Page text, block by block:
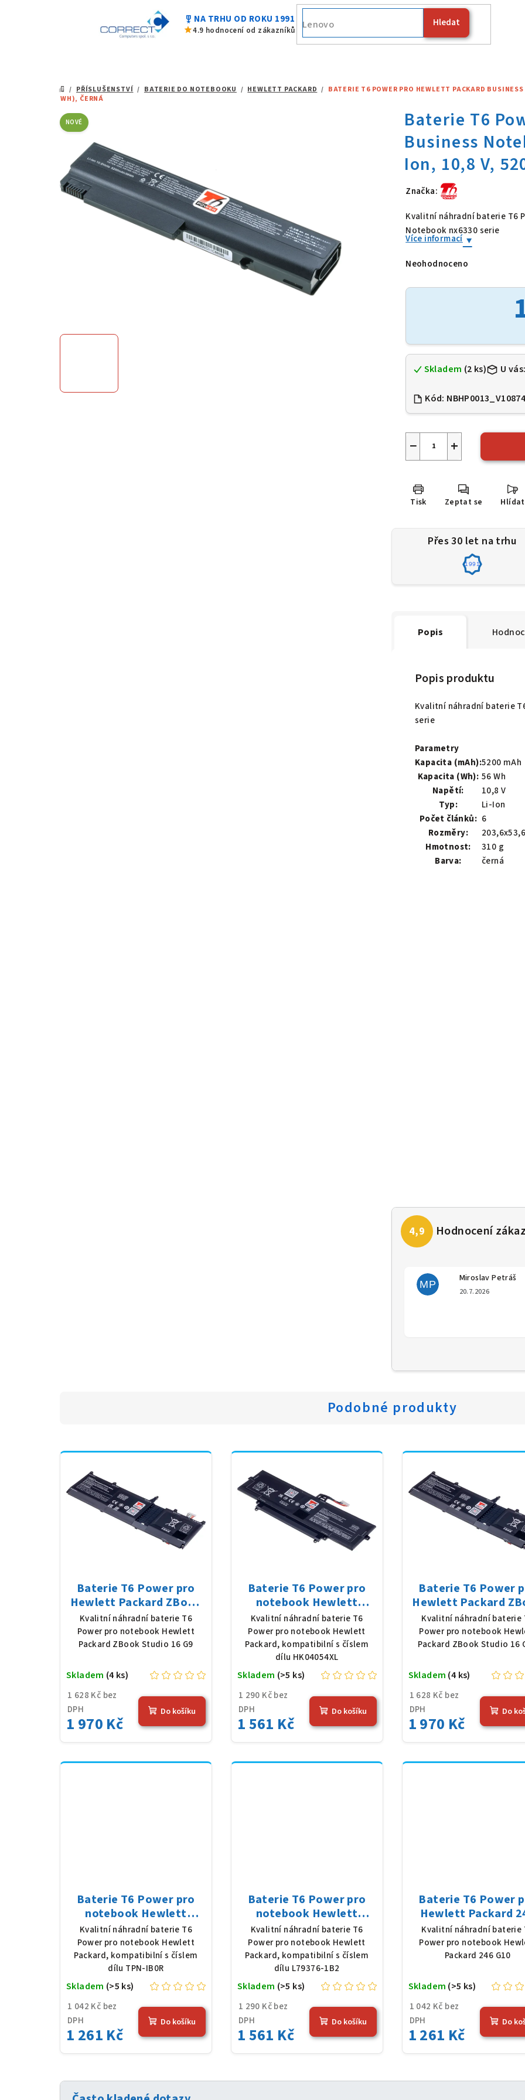
military_tech NA TRHU OD ROKU 1991
star4.9 hodnocení od zákazníků
Hledat
Fujitsu
DOMŮ
/ PŘÍSLUŠENSTVÍ / BATERIE DO NOTEBOOKU / HEWLETT PACKARD / BATERIE T6 POWER PRO HEWLETT PACKARD
WH), ČERNÁ
Značka:
Baterie T6
Kvalitní náhradní baterie T6
Notebook nx6330 serie
Více informací
Průměrné
produktu
je
Neohodnoceno
Skladem (2 ks) U vás:
Kód:
+
−
Tisk Zeptat se Hlídat
NOVÉ
Přes 30 let na trhu
1991
Popis
Popis produktu
Kvalitní náhradní baterie
serie
Parametry
Kapacita (mAh):5200 mAh
Kapacita (Wh): 56 Wh
Napětí:
10,8 V
Typ:
Li-Ion
Počet článků: 6
Rozměry:
Hmotnost:
310 g
Barva:
černá
MP
Miroslav Petráš
20.7.2026
Podobné produkty
Baterie T6 Power pro
Hewlett Packard ZBook
Studio 16 G9, Li-Poly,
11,58 V, 7420 mAh (86
Wh), černá
Kvalitní náhradní baterie T6
Power pro notebook Hewlett
Packard ZBook Studio 16 G9
1 628 Kč bez
DPH
1 970 Kč
Skladem (4 ks)
Do košíku
Baterie T6 Power pro
notebook Hewlett
Packard HK04054XL, Li-
Poly, 7,7 V, 7012 mAh (54
Wh), černá
Kvalitní náhradní baterie T6
Power pro notebook Hewlett
Packard, kompatibilní s číslem
dílu HK04054XL
1 290 Kč bez
DPH
1 561 Kč
Skladem (>5 ks)
Do košíku
Baterie T6 Power
Hewlett Packard
Studio 16 G10, Li-
11,58 V, 7420 mAh
Wh), černá
Kvalitní náhradní baterie
Power pro notebook
Packard ZBook Studio 16
1 628 Kč bez
DPH
1 970 Kč
Skladem (4 ks)
Do
Baterie T6 Power pro
notebook Hewlett
Packard TPN-IB0R, Li-
Poly, 11,25 V, 3648 mAh
(41 Wh), černá
Kvalitní náhradní baterie T6
Power pro notebook Hewlett
Packard, kompatibilní s číslem
dílu TPN-IB0R
1 042 Kč bez
DPH
1 261 Kč
Skladem (>5 ks)
Do košíku
Baterie T6 Power pro
notebook Hewlett
Packard L79376-1B2, Li-
Poly, 7,7 V, 7012 mAh (54
Wh), černá
Kvalitní náhradní baterie T6
Power pro notebook Hewlett
Packard, kompatibilní s číslem
dílu L79376-1B2
1 290 Kč bez
DPH
1 561 Kč
Skladem (>5 ks)
Do košíku
Baterie T6 Power
Hewlett Packard
G10, Li-Poly, 11,25
3648 mAh (41 Wh),
Kvalitní náhradní baterie
Power pro notebook
Packard 246 G10
1 042 Kč bez
DPH
1 261 Kč
Skladem (>5 ks)
Do
hvězdiček.